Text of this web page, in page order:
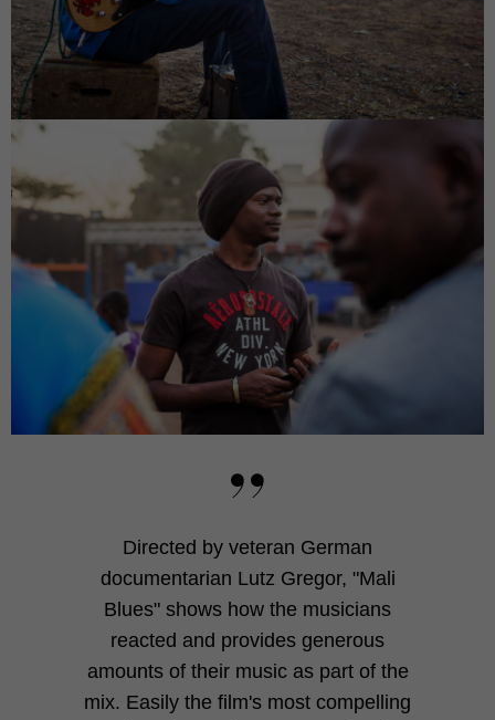
Directed by veteran German
documentarian Lutz Gregor, "Mali
Blues" shows how the musicians
reacted and provides generous
amounts of their music as part of the
mix. Easily the film's most compelling